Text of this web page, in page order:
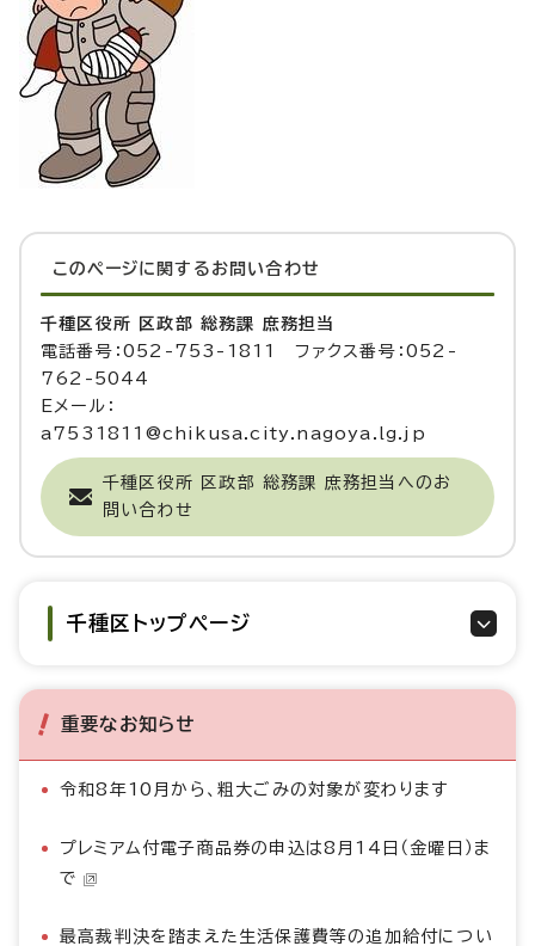
このページに関する お問い合わせ
千種区役所 区政部 総務課 庶務担当
電話番号：052-753-1811 ファクス番号：052-
762-5044
Eメール：
a7531811@chikusa.city.nagoya.lg.jp
千種区役所 区政部 総務課 庶務担当へのお
問い合わせ
千種区トップページ
重要なお知らせ
令和8年10月から、粗大ごみの対象が変わります
プレミアム付電子商品券の申込は8月14日（金曜日）ま
で
最高裁判決を踏まえた生活保護費等の追加給付につい